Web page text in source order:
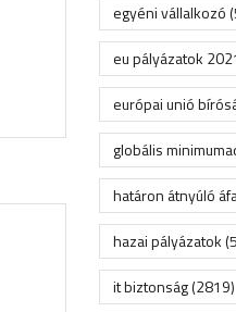
egyéni vállalkozó
eu pályázatok
európai unió
globális
határon átnyúló
hazai pályázatok
it biztonság(2819)